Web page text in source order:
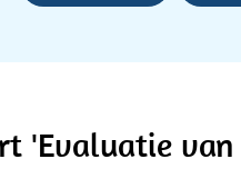
'Evaluatie